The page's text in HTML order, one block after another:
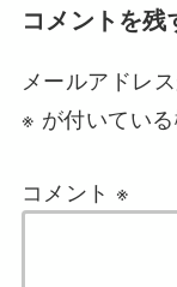
コメントを残
メールアドレ
※ が付いてい
コメント ※